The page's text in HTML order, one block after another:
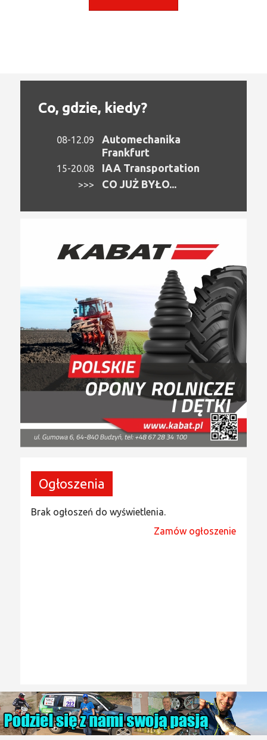
Co, gdzie, kiedy?
08-12.09
Automechanika
Frankfurt
15-20.08 IAA Transportation
>>> CO JUŻ BYŁO...
Ogłoszenia
Brak ogłoszeń do wyświetlenia.
Zamów ogłoszenie